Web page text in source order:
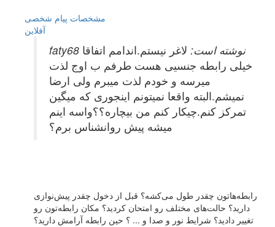
مشخصات پیام شخصی
آفلاين
faty68 نوشته است: لاغر نیستم.اندامم اتفاقا
خیلی رابطه جنسیی هست طرفم ب اوج لذت
میرسه و خودم لذت میبرم ولی ارضا
نمیشم.البته واقعا نمیتونم اینجوری که میگین
تمرکز کنم.چیکار کنم من بیچاره؟؟واسه اینم
میشه پیش روانشناس برم؟
رابطه‌هاتون چقدر طول می‌کشه؟ قبل از دخول چقدر پیش‌نوازی
دارید؟ حالت‌های مختلف رو امتحان کردید؟ مکان رابطه‌تون رو
تغییر دادید؟ شرایط نور و صدا و ... ؟ حین رابطه آرامش دارید؟